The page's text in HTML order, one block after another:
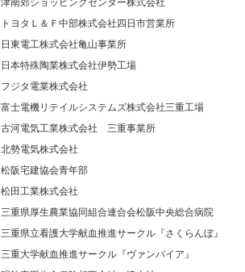
津南郊ショッピングセンター株式会社
トヨタＬ＆Ｆ中部株式会社四日市営業所
日東電工株式会社亀山事業所
日本特殊陶業株式会社伊勢工場
フジタ電業株式会社
富士電機リテイルシステムズ株式会社三重工場
古河電気工業株式会社 三重事業所
北勢電気株式会社
松阪宅建協会青年部
松田工業株式会社
三重県厚生農業協同組合連合会松阪中央総合病院
三重県立看護大学献血推進サークル『さくらんぼ』
三重大学献血推進サークル『ヴァンパイア』